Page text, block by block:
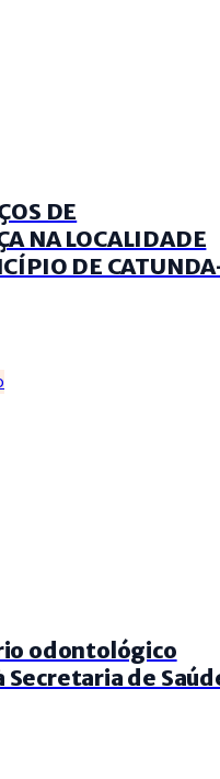
DE
NA LOCALIDADE
DE
odontológico
de